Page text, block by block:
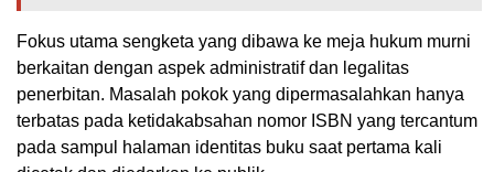
Fokus utama sengketa yang dibawa ke meja hukum murni
berkaitan dengan aspek administratif dan legalitas
penerbitan. Masalah pokok yang dipermasalahkan hanya
terbatas pada ketidakabsahan nomor ISBN yang tercantum
pada sampul halaman identitas buku saat pertama kali